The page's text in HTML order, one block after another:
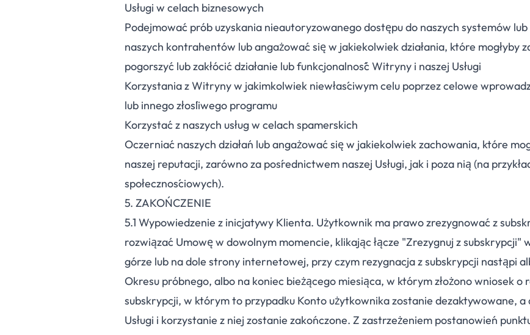
Usługi w celach biznesowych
Podejmować prób uzyskania nieautoryzowanego dostępu do naszych systemów
naszych kontrahentów lub angażować się w jakiekolwiek działania, które mogłyby
pogorszyć lub zakłócić działanie lub funkcjonalność Witryny i naszej Usługi
Korzystania z Witryny w jakimkolwiek niewłaściwym celu poprzez celowe
lub innego złośliwego programu
Korzystać z naszych usług w celach spamerskich
Oczerniać naszych działań lub angażować się w jakiekolwiek zachowania, które
naszej reputacji, zarówno za pośrednictwem naszej Usługi, jak i poza nią (na
społecznościowych).
5. ZAKOŃCZENIE
5.1 Wypowiedzenie z inicjatywy Klienta. Użytkownik ma prawo zrezygnować z
rozwiązać Umowę w dowolnym momencie, klikając łącze "Zrezygnuj z subskrypcji"
górze lub na dole strony internetowej, przy czym rezygnacja z subskrypcji nastąpi
Okresu próbnego, albo na koniec bieżącego miesiąca, w którym złożono wniosek o
subskrypcji, w którym to przypadku Konto użytkownika zostanie dezaktywowane, a
Usługi i korzystanie z niej zostanie zakończone. Z zastrzeżeniem postanowień